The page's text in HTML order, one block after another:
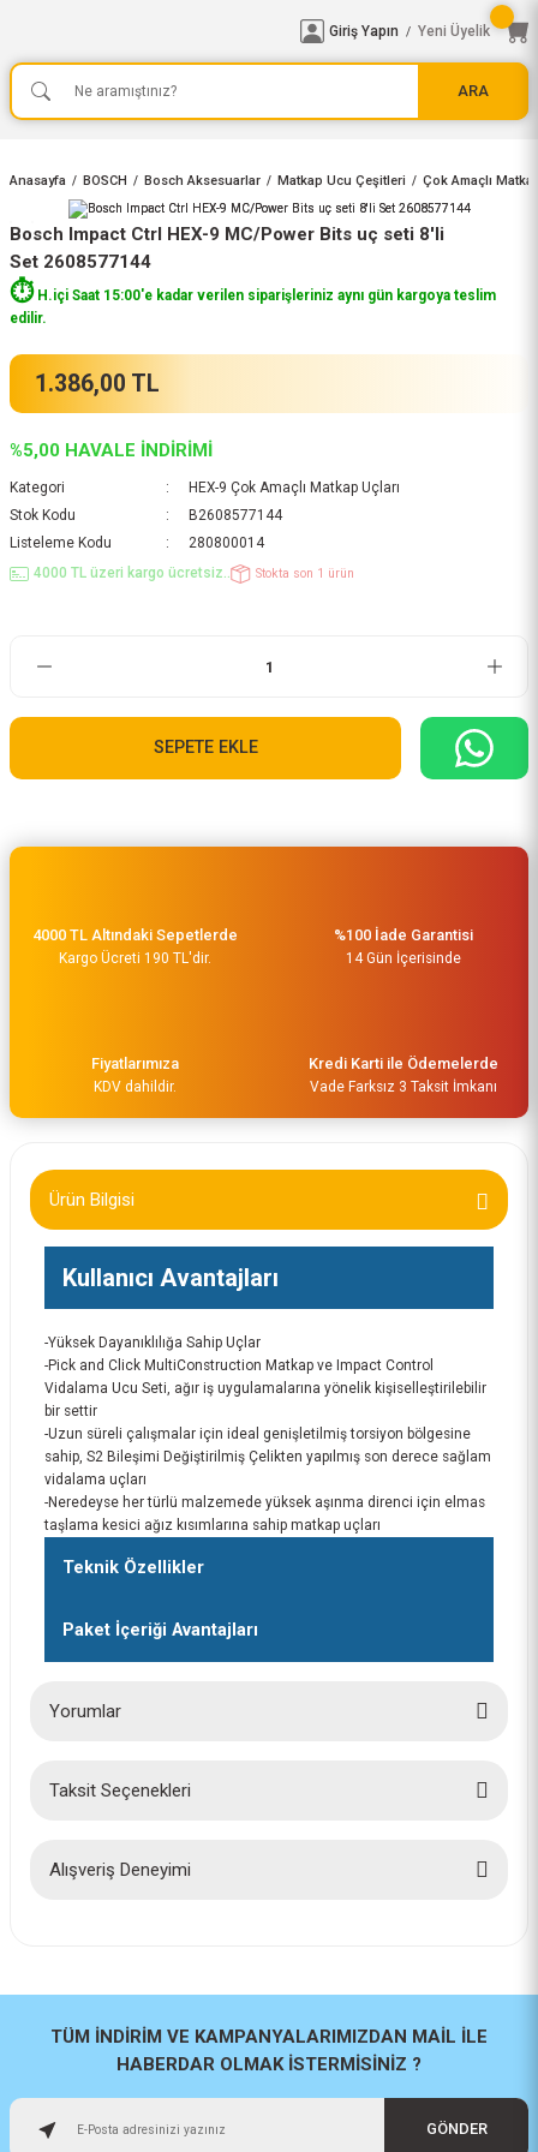
ARA
Giriş Yapın / Yeni Üyelik
Anasayfa BOSCH Bosch Aksesuarlar Matkap Ucu Çeşitleri Çok Amaçlı
Bosch Impact Ctrl HEX-9 MC/Power Bits uç seti 8'li
Set 2608577144
⏱️H.içi Saat 15:00'e kadar verilen siparişleriniz aynı gün kargoya teslim
edilir.
1.386,00 TL
%5,00 HAVALE İNDİRİMİ
Kategori
HEX-9 Çok Amaçlı Matkap Uçları
Stok Kodu
B2608577144
Listeleme Kodu
280800014
4000 TL üzeri kargo ücretsiz..
Stokta son 1 ürün
SEPETE EKLE
4000 TL Altındaki Sepetlerde
Kargo Ücreti 190 TL'dir.
%100 İade Garantisi
14 Gün İçerisinde
Fiyatlarımıza
KDV dahildir.
Kredi Karti ile Ödemelerde
Vade Farksız 3 Taksit İmkanı
Ürün Bilgisi
Kullanıcı Avantajları
-Yüksek Dayanıklılığa Sahip Uçlar
-Pick and Click MultiConstruction Matkap ve Impact Control
Vidalama Ucu Seti, ağır iş uygulamalarına yönelik kişiselleştirilebilir
bir settir
-Uzun süreli çalışmalar için ideal genişletilmiş torsiyon bölgesine
sahip, S2 Bileşimi Değiştirilmiş Çelikten yapılmış son derece sağlam
vidalama uçları
-Neredeyse her türlü malzemede yüksek aşınma direnci için elmas
taşlama kesici ağız kısımlarına sahip matkap uçları
Teknik Özellikler
Paket İçeriği Avantajları
Yorumlar
Taksit Seçenekleri
Alışveriş Deneyimi
orijinal
H... U... | 02/06/2026
TÜM İNDİRİM VE KAMPANYALARIMIZDAN MAİL İLE
HABERDAR OLMAK İSTERMİSİNİZ ?
GÖNDER